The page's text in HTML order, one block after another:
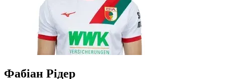
Фабіан Рідер